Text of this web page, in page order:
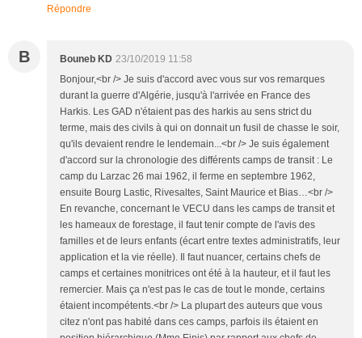
Répondre
B Bouneb KD 23/10/2019 11:58
Bonjour,<br /> Je suis d'accord avec vous sur vos remarques
durant la guerre d'Algérie, jusqu'à l'arrivée en France des
Harkis. Les GAD n'étaient pas des harkis au sens strict du
terme, mais des civils à qui on donnait un fusil de chasse le soir,
qu'ils devaient rendre le lendemain...<br /> Je suis également
d'accord sur la chronologie des différents camps de transit : Le
camp du Larzac 26 mai 1962, il ferme en septembre 1962,
ensuite Bourg Lastic, Rivesaltes, Saint Maurice et Bias…<br />
En revanche, concernant le VECU dans les camps de transit et
les hameaux de forestage, il faut tenir compte de l'avis des
familles et de leurs enfants (écart entre textes administratifs, leur
application et la vie réelle). Il faut nuancer, certains chefs de
camps et certaines monitrices ont été à la hauteur, et il faut les
remercier. Mais ça n'est pas le cas de tout le monde, certains
étaient incompétents.<br /> La plupart des auteurs que vous
citez n'ont pas habité dans ces camps, parfois ils étaient en